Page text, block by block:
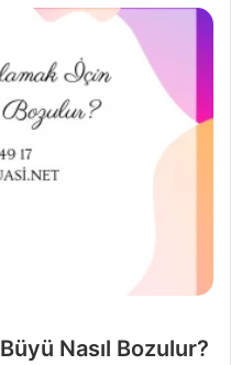
Nasıl Bozulur?